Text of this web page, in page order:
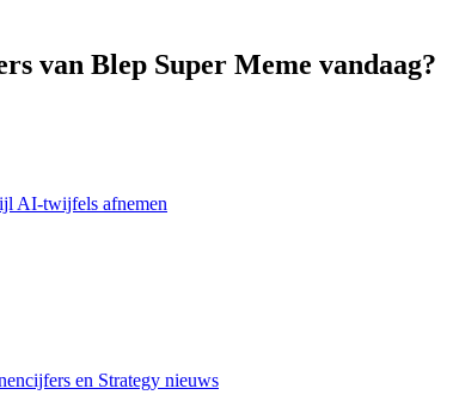
van Blep Super Meme vandaag?
AI-twijfels afnemen
en Strategy nieuws